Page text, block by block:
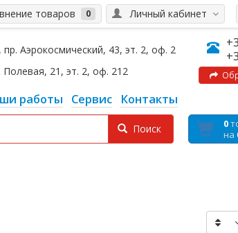
Личный кабинет
товаров 0
пр. Аэрокосмический, 43, эт. 2, оф. 2
Полевая, 21, эт. 2, оф. 212
работы Сервис Контакты
Поиск 0
на